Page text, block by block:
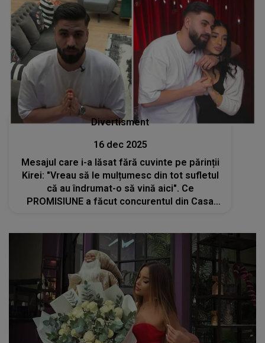
Divertisment
16 dec 2025
Mesajul care i-a lăsat fără cuvinte pe părinții
Kirei: "Vreau să le mulțumesc din tot sufletul
că au îndrumat-o să vină aici". Ce
PROMISIUNE a făcut concurentul din Casa